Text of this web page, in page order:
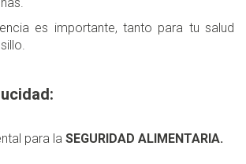
es importante, tanto para tu salud
para la SEGURIDAD ALIMENTARIA.